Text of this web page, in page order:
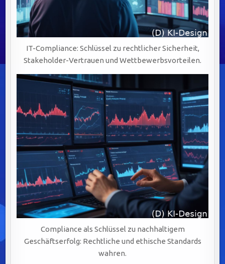
IT-Compliance: Schlüssel zu rechtlicher Sicherheit,
Stakeholder-Vertrauen und Wettbewerbsvorteilen.
Compliance als Schlüssel zu nachhaltigem
Geschäftserfolg: Rechtliche und ethische Standards
wahren.